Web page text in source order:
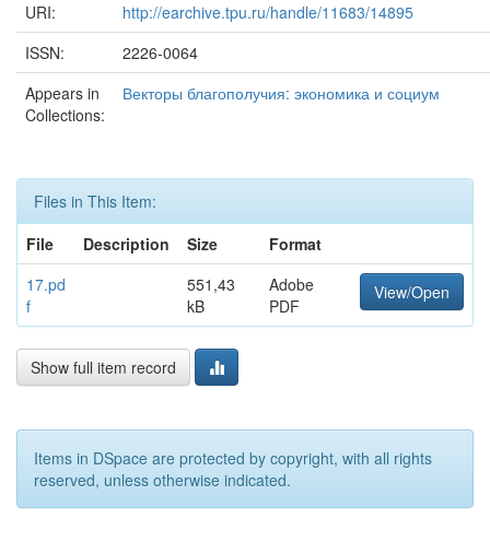
URI:
http://earchive.tpu.ru/handle/11683/14895
ISSN:
2226-0064
Appears in
Collections:
Векторы благополучия: экономика и социум
Files in This Item:
File
Description Size
Format
17.pd
f
551,43
kB
Adobe
PDF
View/Open
Show full item record
Items in DSpace are protected by copyright, with all rights
reserved, unless otherwise indicated.